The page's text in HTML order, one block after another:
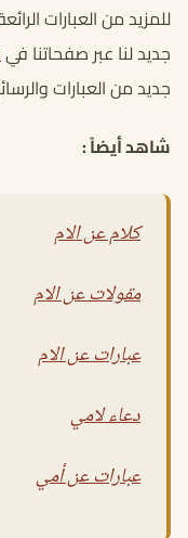
للمزيد من العبارات
جديد لنا عبر صفحاتنا في
جديد من العبارات
شاهد أيضاً :
كلام عن الام
مقولات عن الام
عبارات عن الام
دعاء لامي
عبارات عن أمي